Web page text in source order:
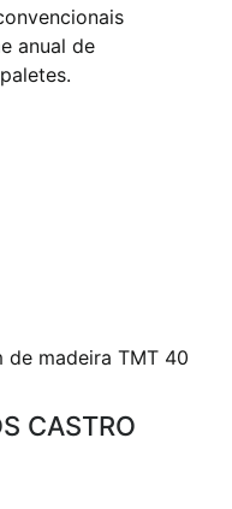
anual de
CASTRO